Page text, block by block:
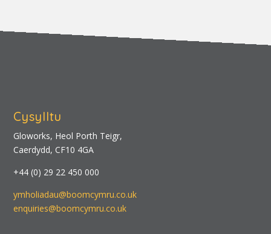
Cysylltu
Gloworks, Heol Porth Teigr,
Caerdydd, CF10 4GA
+44 (0) 29 22 450 000
ymholiadau@boomcymru.co.uk
enquiries@boomcymru.co.uk